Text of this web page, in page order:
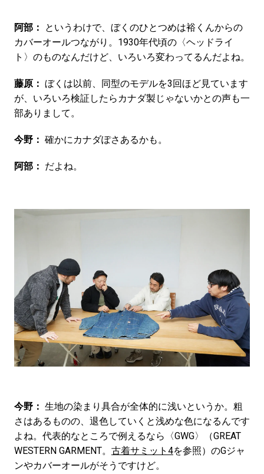
阿部：
というわけで、ぼくのひとつめは裕くんからの
カバーオールつながり。1930年代頃の〈ヘッドライ
ト〉のものなんだけど、いろいろ変わってるんだよね。
藤原： ぼくは以前、同型のモデルを3回ほど見ています
が、いろいろ検証したらカナダ製じゃないかとの声も一
部ありまして。
今野： 確かにカナダぽさあるかも。
阿部： だよね。
今野： 生地の染まり具合が全体的に浅いというか。粗
さはあるものの、退色していくと浅めな色になるんです
よね。代表的なところで例えるなら〈GWG〉（GREAT
WESTERN GARMENT。 古着サミット4を参照）のGジャ
ンやカバーオールがそうですけど。